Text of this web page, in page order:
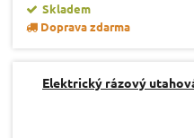
Skladem
Doprava zdarma
Elektrický rázový